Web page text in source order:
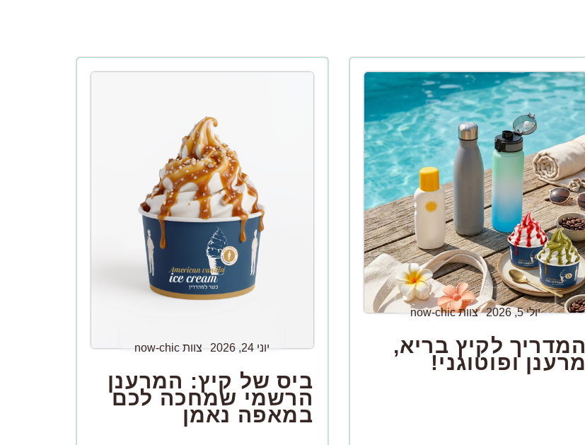
יולי 5, 2026 צוות now-chic
המדריך לקיץ בריא,
מרענן ופוטוגני!
יוני 24, 2026 צוות now-chic
ביס של קיץ: המרענן
הרשמי שמחכה לכם
במאפה נאמן